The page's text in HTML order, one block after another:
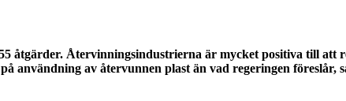
åtgärder. Återvinningsindustrierna är mycket positiva till
användning av återvunnen plast än vad regeringen föreslår,